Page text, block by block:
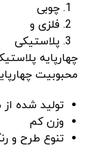
چوبی
فلزی و
پلاستیکی
چهارپایه
محبوبیت
تولید شده از
وزن کم
تنوع طرح و